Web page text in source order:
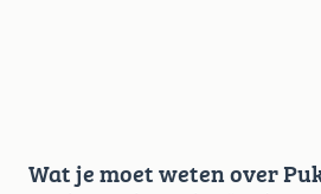
Wat je moet weten over